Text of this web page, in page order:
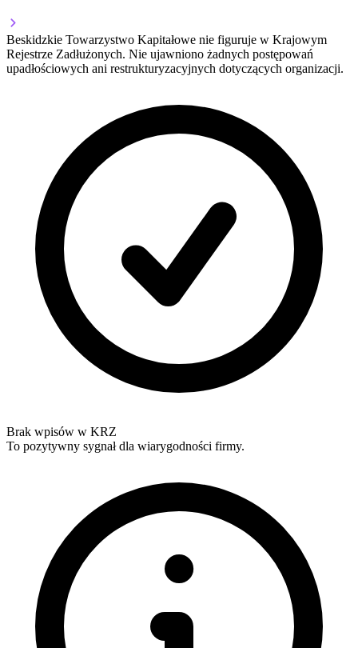
Beskidzkie Towarzystwo Kapitałowe nie figuruje w Krajowym
Rejestrze Zadłużonych. Nie ujawniono żadnych postępowań
upadłościowych ani restrukturyzacyjnych dotyczących organizacji.
Brak wpisów w KRZ
To pozytywny sygnał dla wiarygodności firmy.